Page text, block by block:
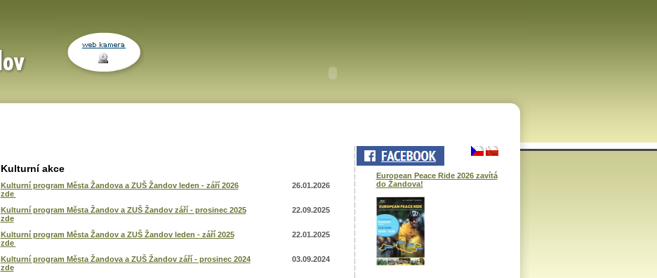
European Peace Ride 2026 zavítá
do Žandova!
Kulturní akce
26.01.2026
Kulturní program Města Žandova a ZUŠ Žandov leden - září 2026
zde
22.09.2025
Kulturní program Města Žandov a ZUŠ Žandov září - prosinec 2025
zde
22.01.2025
Kulturní program Města Žandov a ZUŠ Žandov leden - září 2025
zde
03.09.2024
Kulturní program Města Žandova a ZUŠ Žandov září - prosinec 2024
zde